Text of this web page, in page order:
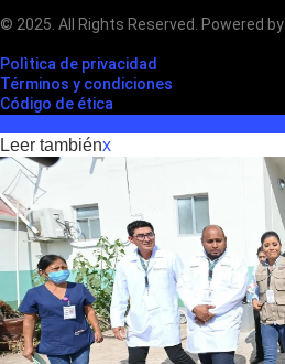
© 2025. All Rights Reserved. Powered by
Polìtica de privacidad
Términos y condiciones
Código de ética
Leer tambiénx